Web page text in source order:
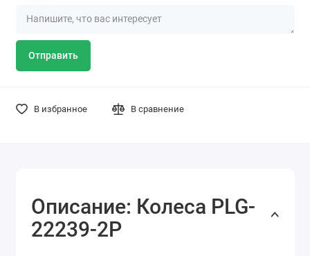
Отправить
В избранное В сравнение
Описание: Колеса PLG-
22239-2Р